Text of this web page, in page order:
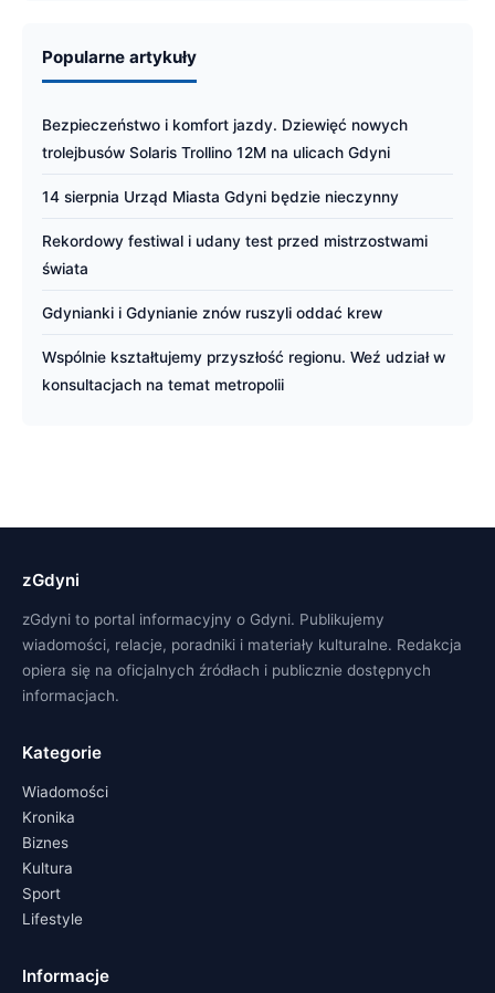
Popularne artykuły
Bezpieczeństwo i komfort jazdy. Dziewięć nowych
trolejbusów Solaris Trollino 12M na ulicach Gdyni
14 sierpnia Urząd Miasta Gdyni będzie nieczynny
Rekordowy festiwal i udany test przed mistrzostwami
świata
Gdynianki i Gdynianie znów ruszyli oddać krew
Wspólnie kształtujemy przyszłość regionu. Weź udział w
konsultacjach na temat metropolii
zGdyni
zGdyni to portal informacyjny o Gdyni. Publikujemy
wiadomości, relacje, poradniki i materiały kulturalne. Redakcja
opiera się na oficjalnych źródłach i publicznie dostępnych
informacjach.
Kategorie
Wiadomości
Kronika
Biznes
Kultura
Sport
Lifestyle
Informacje